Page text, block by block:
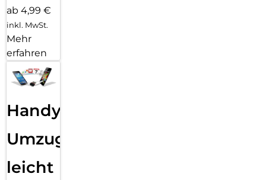
ab 4,99 €
inkl. MwSt.
Mehr
erfahren
Handy
Umzug
leicht